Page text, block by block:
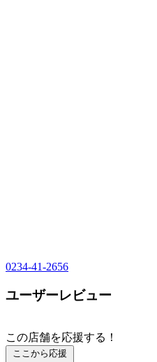
0234-41-2656
ユーザーレビュー
この店舗を応援する！
ここから応援